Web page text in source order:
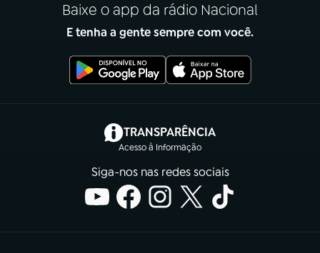
Baixe o app da rádio Nacional
E tenha a gente sempre com você.
TRANSPARÊNCIA
Acesso à Informação
(abre em nova aba)
Siga-nos nas redes sociais